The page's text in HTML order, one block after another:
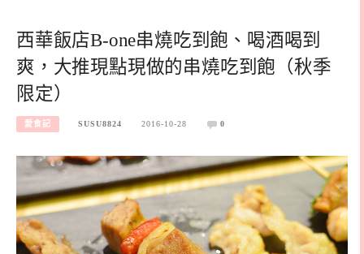
西華飯店B-one串燒吃到飽、喝酒喝到
爽，大推現點現做的串燒吃到飽（秋季
限定）
愛食記 SUSU8824 2016-10-28 0